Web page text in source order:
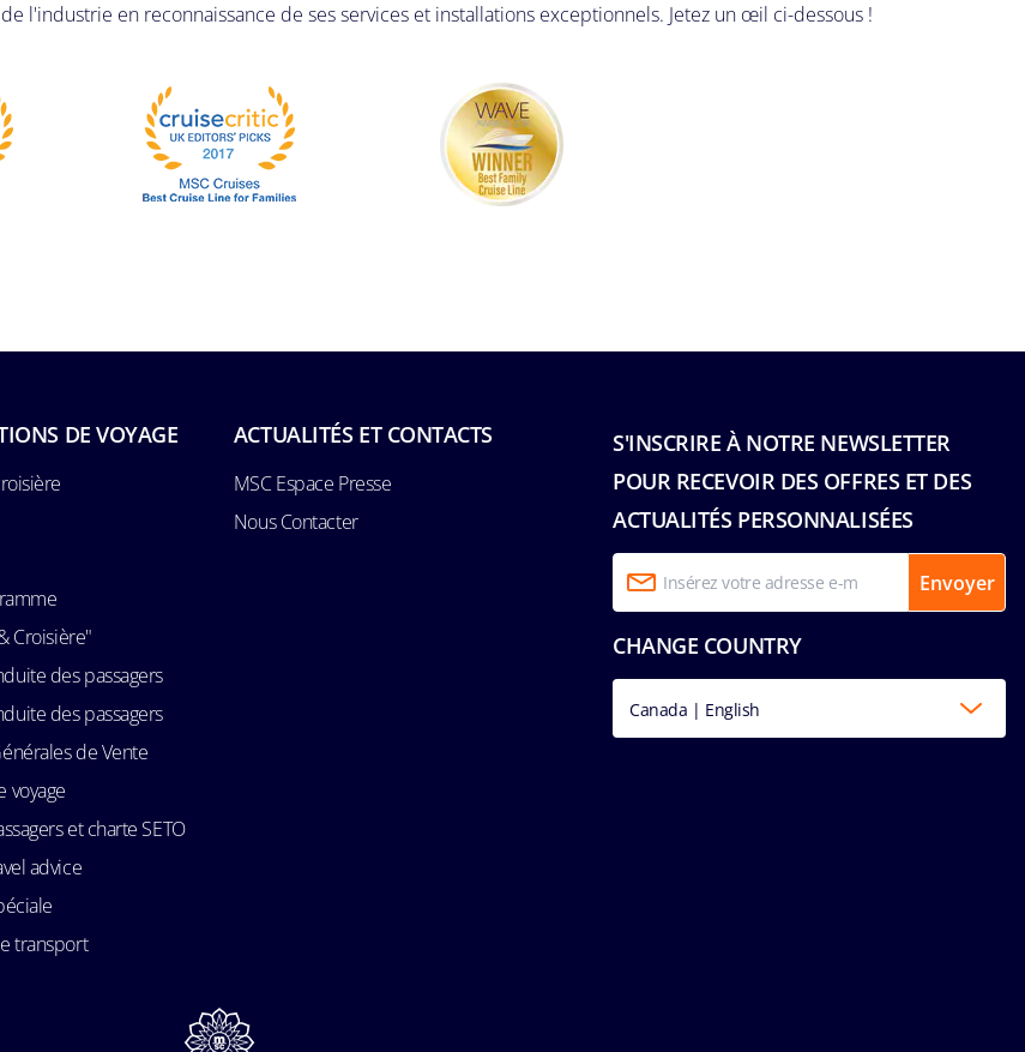
l'industrie en reconnaissance de ses services et installations exceptionnels. Jetez un œil ci-dessous !
S'INSCRIRE À NOTRE NEWSLETTER
POUR RECEVOIR DES OFFRES ET DES
ACTUALITÉS PERSONNALISÉES
Envoyer
CHANGE COUNTRY
Canada | English
DE VOYAGE
Croisière"
des passagers
des passagers
de Vente
voyage
et charte SETO
advice
transport
ACTUALITÉS ET CONTACTS
MSC Espace Presse
Nous Contacter